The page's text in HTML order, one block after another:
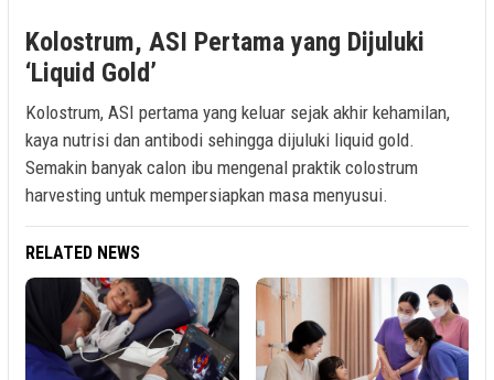
Kolostrum, ASI Pertama yang Dijuluki
‘Liquid Gold’
Kolostrum, ASI pertama yang keluar sejak akhir kehamilan,
kaya nutrisi dan antibodi sehingga dijuluki liquid gold.
Semakin banyak calon ibu mengenal praktik colostrum
harvesting untuk mempersiapkan masa menyusui.
RELATED NEWS